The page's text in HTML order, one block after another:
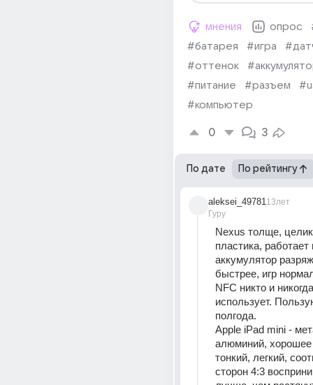
мнения опрос
#батарея
#игра
#оттенок
#питание
#разъем
#компьютер
0 3
По дате По рейтингу
aleksei_49781
Гуру
13лет
Nexus толще,
пластика,
аккумулятор
быстрее, игр
NFC никто и
использует.
полгода.
Apple iPad mini -
алюминий, хорошее
тонкий, легкий,
сторон 4:3